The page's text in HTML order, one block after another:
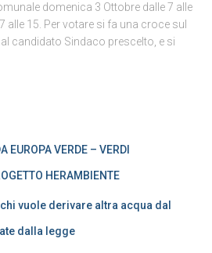
domenica 3 Ottobre dalle 7 alle
alle 15. Per votare si fa una croce sul
candidato Sindaco prescelto, e si
EUROPA VERDE – VERDI
HERAMBIENTE
vuole derivare altra acqua dal
dalla legge